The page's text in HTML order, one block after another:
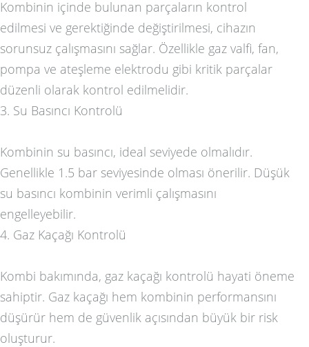
Kombinin içinde bulunan parçaların kontrol
edilmesi ve gerektiğinde değiştirilmesi, cihazın
sorunsuz çalışmasını sağlar. Özellikle gaz valfi, fan,
pompa ve ateşleme elektrodu gibi kritik parçalar
düzenli olarak kontrol edilmelidir.
3. Su Basıncı Kontrolü
Kombinin su basıncı, ideal seviyede olmalıdır.
Genellikle 1.5 bar seviyesinde olması önerilir. Düşük
su basıncı kombinin verimli çalışmasını
engelleyebilir.
4. Gaz Kaçağı Kontrolü
Kombi bakımında, gaz kaçağı kontrolü hayati öneme
sahiptir. Gaz kaçağı hem kombinin performansını
düşürür hem de güvenlik açısından büyük bir risk
oluşturur.